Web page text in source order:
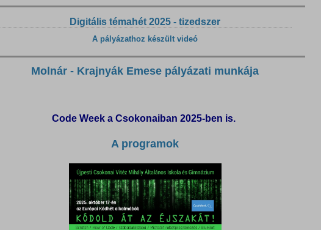
Digitális témahét 2025 - tizedszer
A pályázathoz készült videó
Molnár - Krajnyák Emese pályázati munkája
Code Week a Csokonaiban 2025-ben is.
A programok